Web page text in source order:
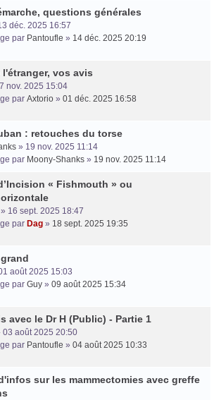
questions générales
déc. 2025 16:57
par Pantoufle » 14 déc. 2025 20:19
vos avis
nov. 2025 15:04
par Axtorio » 01 déc. 2025 16:58
: retouches du torse
» 19 nov. 2025 11:14
par Moony-Shanks » 19 nov. 2025 11:14
« Fishmouth » ou
» 16 sept. 2025 18:47
par Dag » 18 sept. 2025 19:35
août 2025 15:03
par Guy » 09 août 2025 15:34
avec le Dr H (Public) - Partie 1
03 août 2025 20:50
par Pantoufle » 04 août 2025 10:33
sur les mammectomies avec greffe